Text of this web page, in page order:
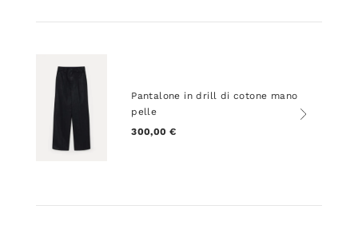
Pantalone in drill di cotone mano
pelle
300,00 €